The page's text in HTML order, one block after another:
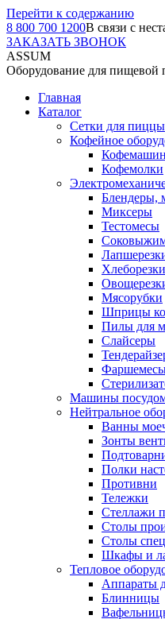
Перейти к содержанию
8 800 700 1200В связи с
ЗАКАЗАТЬ ЗВОНОК
ASSUM
Оборудование для
Главная
Каталог
Сетки для пиццы
Кофейное
Кофемолки
Блендеры,
Миксеры
Тестомесы
Хлеборезки
Мясорубки
Шприцы
Пилы для
Слайсеры
Машины
Нейтральное
Ванны
Зонты
Полки
Противни
Тележки
Стеллажи
Столы
Столы
Шкафы и
Тепловое
Аппараты
Блинницы